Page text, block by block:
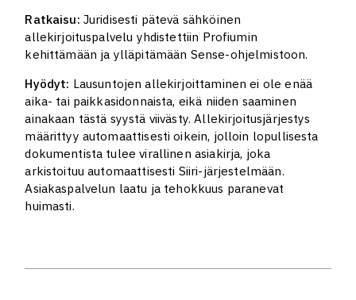
Ratkaisu: Juridisesti pätevä sähköinen
allekirjoituspalvelu yhdistettiin Profiumin
kehittämään ja ylläpitämään Sense-ohjelmistoon.
Hyödyt: Lausuntojen allekirjoittaminen ei ole enää
aika- tai paikkasidonnaista, eikä niiden saaminen
ainakaan tästä syystä viivästy. Allekirjoitusjärjestys
määrittyy automaattisesti oikein, jolloin lopullisesta
dokumentista tulee virallinen asiakirja, joka
arkistoituu automaattisesti Siiri-järjestelmään.
Asiakaspalvelun laatu ja tehokkuus paranevat
huimasti.